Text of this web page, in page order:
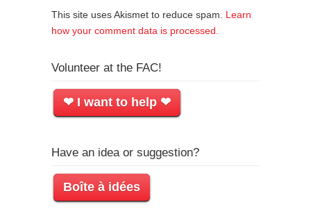
This site uses Akismet to reduce spam. Learn
how your comment data is processed.
Volunteer at the FAC!
❤ I want to help ❤
Have an idea or suggestion?
Boîte à idées